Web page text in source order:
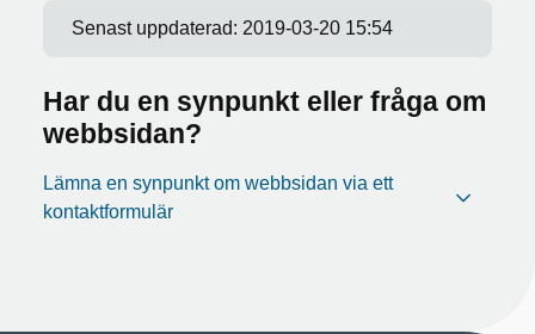
Senast uppdaterad: 2019-03-20 15:54
Har du en synpunkt eller fråga om
webbsidan?
Lämna en synpunkt om webbsidan via ett
kontaktformulär